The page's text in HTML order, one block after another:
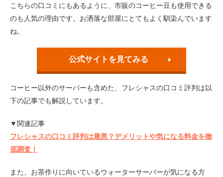
こちらの口コミにもあるように、市販のコーヒー豆も使用できる
のも人気の理由です。お洒落な部屋にとてもよく馴染んでいます
ね。
公式サイトを見てみる
コーヒー以外のサーバーも含めた、フレシャスの口コミ評判は以
下の記事でも解説しています。
▼関連記事
フレシャスの口コミ評判は最悪？デメリットや気になる料金を徹
底調査！
また、お茶作りに向いているウォーターサーバーが気になる方